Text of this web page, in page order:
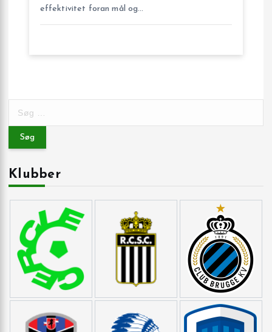
effektivitet foran mål og…
e
t
e
Klubber